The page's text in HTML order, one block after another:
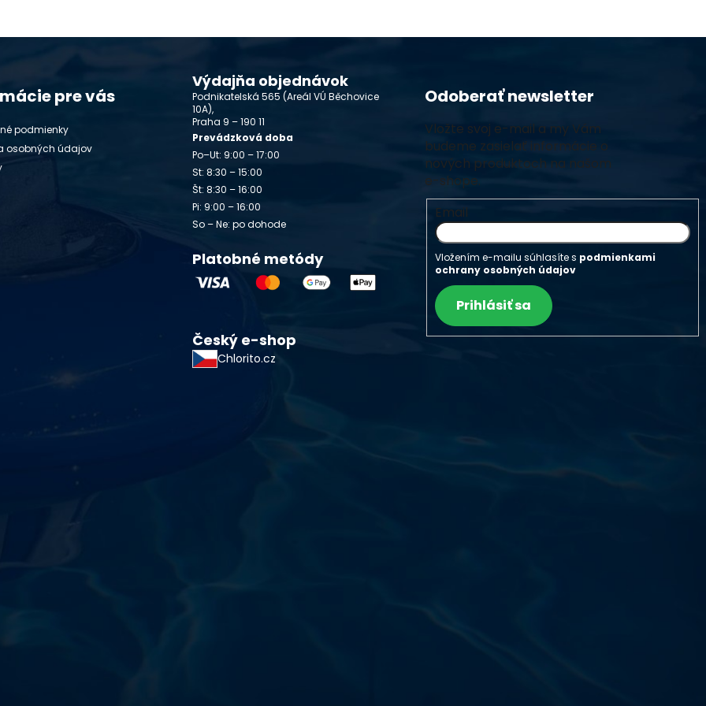
pre vás
podmienky
osobných údajov
Výdajňa objednávok
Podnikatelská 565 (Areál VÚ Běchovice
10A),
Praha 9 – 190 11
Prevádzková doba
Po–Ut: 9:00 – 17:00
St: 8:30 – 15:00
Št: 8:30 – 16:00
Pi: 9:00 – 16:00
So – Ne: po dohode
Platobné metódy
Český e-shop
Chlorito.cz
Odoberať newsletter
Vložte svoj e-mail a my Vám
budeme zasielať informácie o
nových produktoch na našom
e-shope.
Email
Vložením e-mailu súhlasíte s podmienkami
ochrany osobných údajov
Prihlásiť sa
o vodu a
vzdelaním v oblasti čistiarní odpadových
zdokonaľovaním v oblasti starostlivosti o vodu.
vlastnej výroby pre čistú a bezpečnú
na najlepších európskych surovinách a
najvyššiu kvalitu za ceny porovnateľné s
a bezpečnosťou. Presvedčte sa sami o kvalite